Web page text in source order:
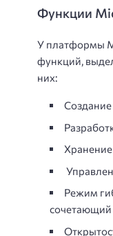
Функции
У платформы
функций,
них:
Режим
сочетающий